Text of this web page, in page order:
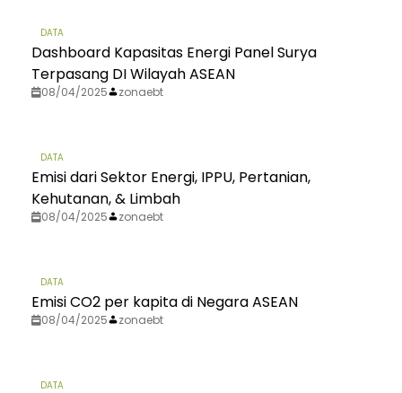
DATA
Dashboard Kapasitas Energi Panel Surya
Terpasang DI Wilayah ASEAN
08/04/2025 zonaebt
DATA
Emisi dari Sektor Energi, IPPU, Pertanian,
Kehutanan, & Limbah
08/04/2025 zonaebt
DATA
Emisi CO2 per kapita di Negara ASEAN
08/04/2025 zonaebt
DATA